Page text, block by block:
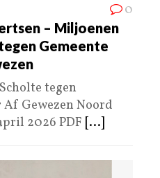
0
– Miljoenen
Gemeente
tegen
Af Gewezen Noord
2026 PDF [...]